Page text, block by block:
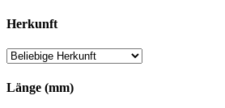
Herkunft
Länge (mm)